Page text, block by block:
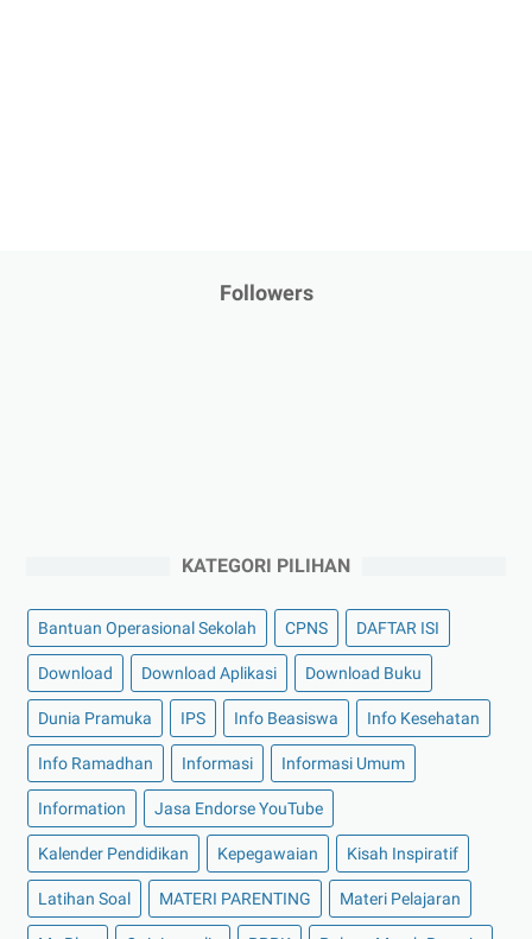
Followers
KATEGORI PILIHAN
Bantuan Operasional Sekolah CPNS DAFTAR ISI
Download Download Aplikasi Download Buku
Dunia Pramuka IPS Info Beasiswa Info Kesehatan
Info Ramadhan Informasi Informasi Umum
Information Jasa Endorse YouTube
Kalender Pendidikan Kepegawaian Kisah Inspiratif
Latihan Soal MATERI PARENTING Materi Pelajaran